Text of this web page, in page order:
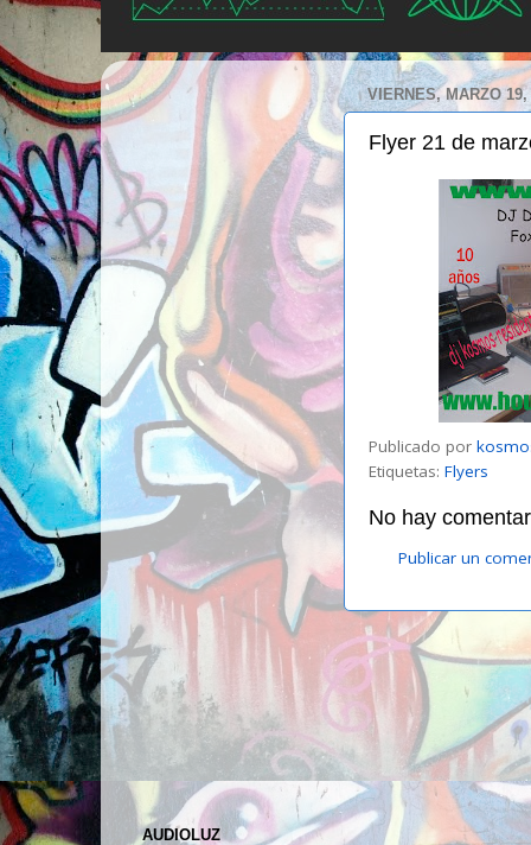
VIERNES, MARZO 19,
Flyer 21 de
Publicado por
Etiquetas: Flyers
No hay
Publicar un
AUDIOLUZ